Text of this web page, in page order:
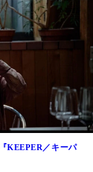
KEEPER／キーパ